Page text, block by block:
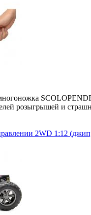
розыгрышей и
2WD 1:12